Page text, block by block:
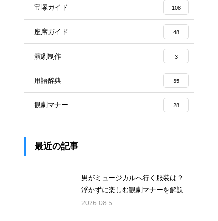
宝塚ガイド 108
座席ガイド 48
演劇制作 3
用語辞典 35
観劇マナー 28
最近の記事
男がミュージカルへ行く服装は？
浮かずに楽しむ観劇マナーを解説
2026.08.5